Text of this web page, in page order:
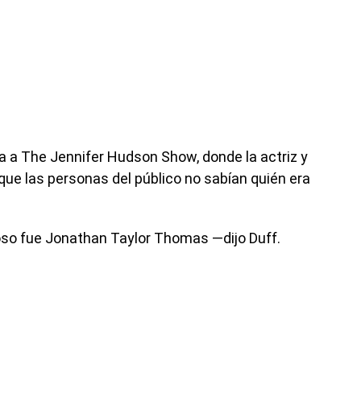
The Jennifer Hudson Show, donde la actriz y
las personas del público no sabían quién era
fue Jonathan Taylor Thomas —dijo Duff.